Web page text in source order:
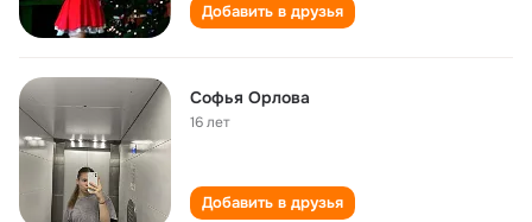
Добавить в друзья
Софья Орлова
16 лет
Добавить в друзья